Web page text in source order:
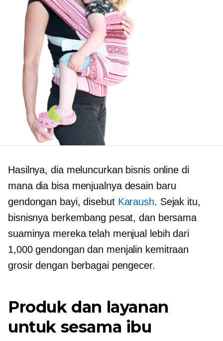
Hasilnya, dia meluncurkan bisnis online di
mana dia bisa menjualnya desain baru
gendongan bayi, disebut Karaush. Sejak itu,
bisnisnya berkembang pesat, dan bersama
suaminya mereka telah menjual lebih dari
1,000 gendongan dan menjalin kemitraan
grosir dengan berbagai pengecer.
Produk dan layanan
untuk sesama ibu